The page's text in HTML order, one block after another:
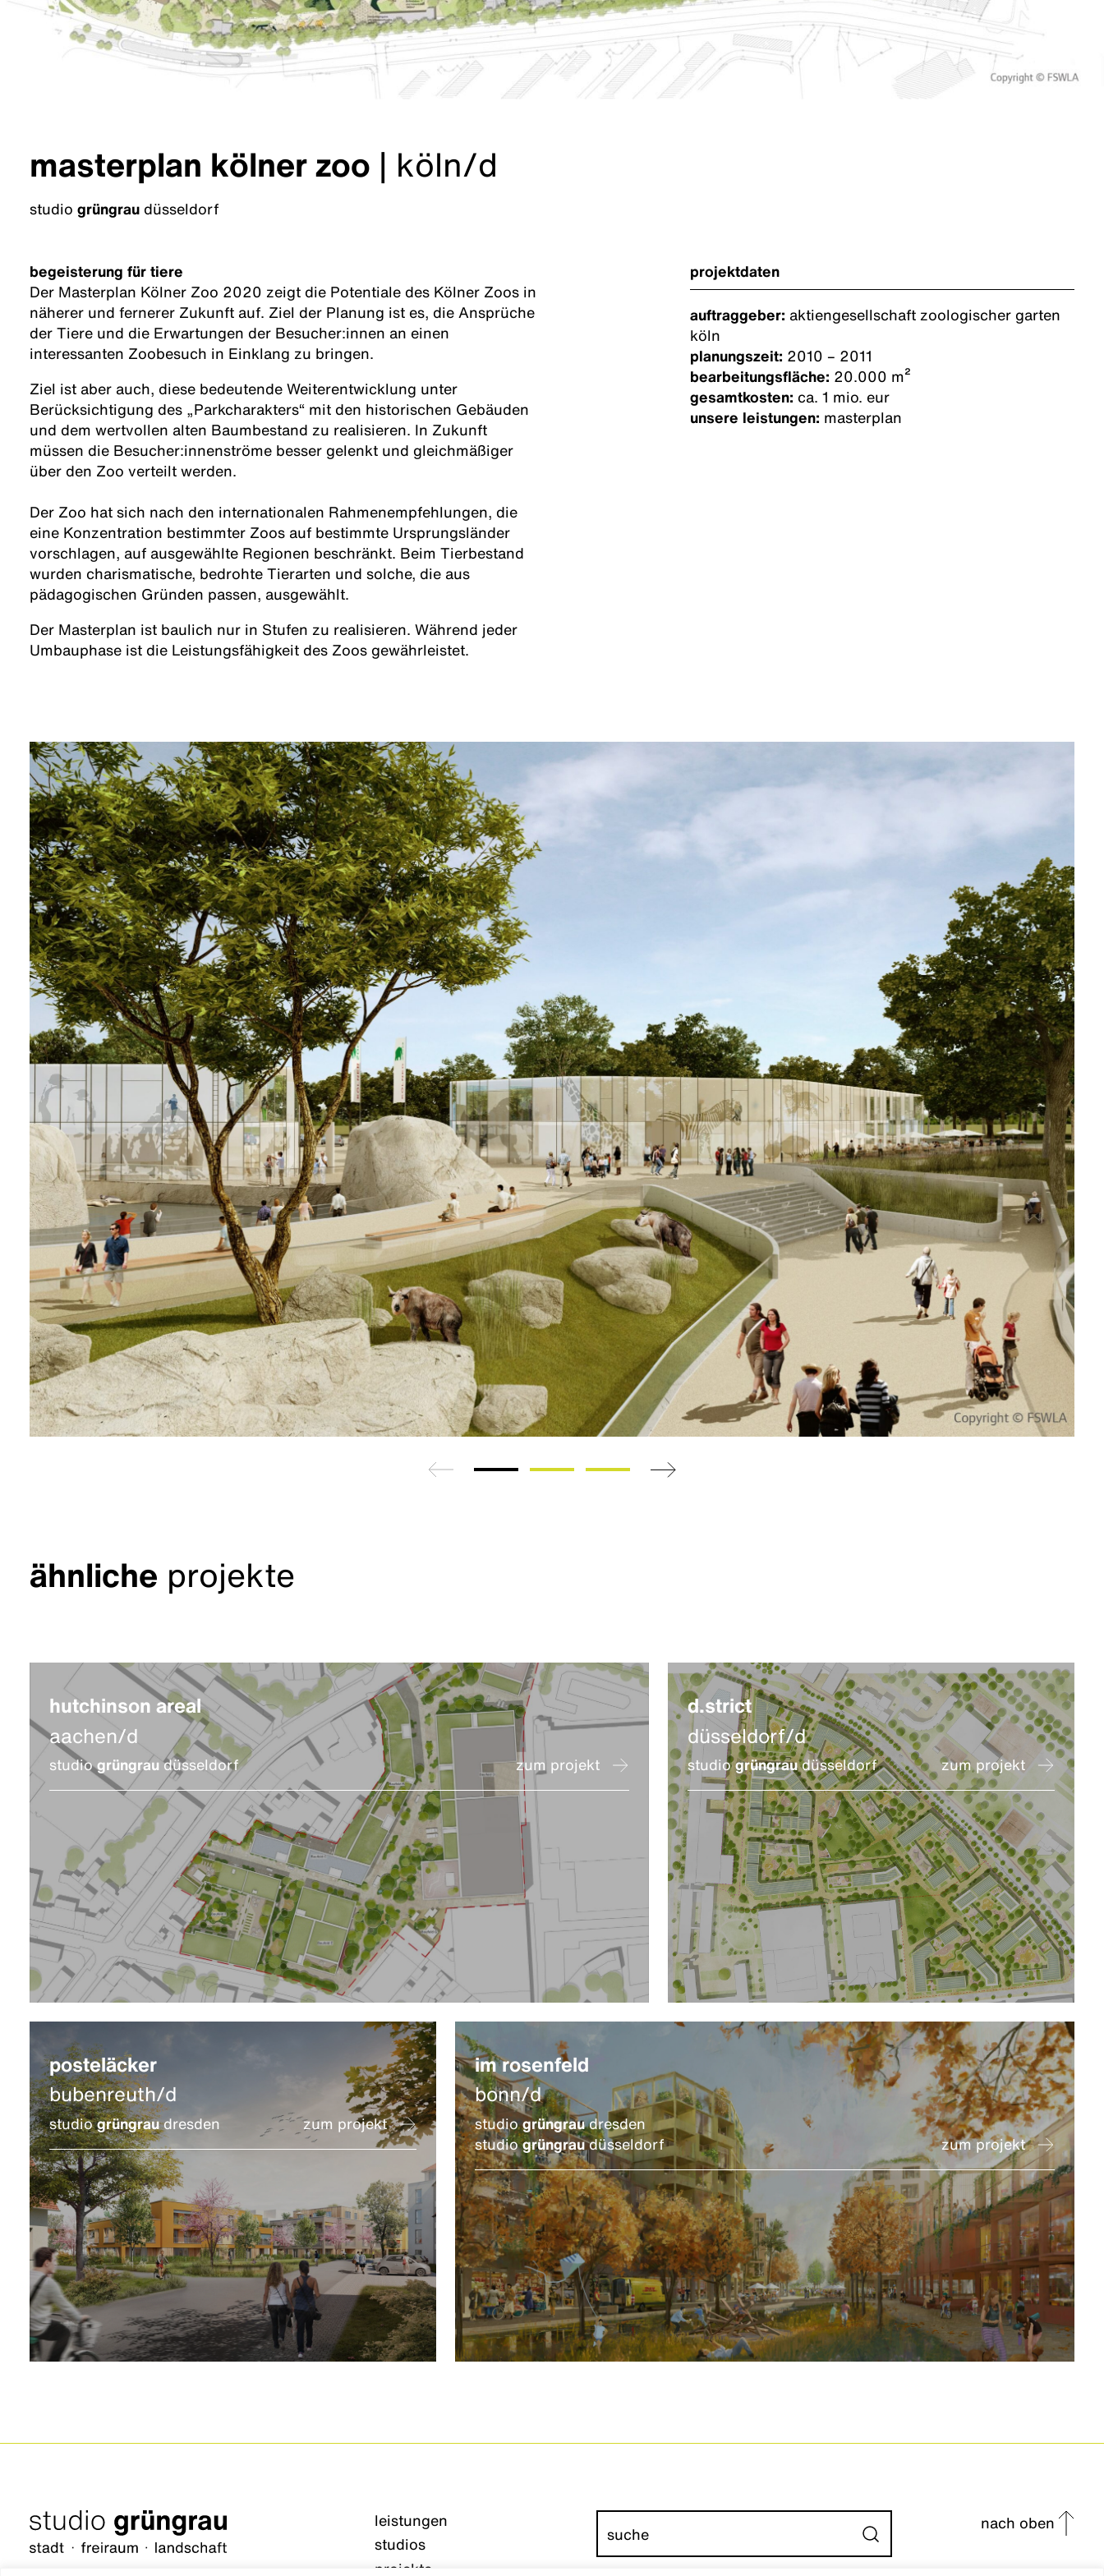
masterplan kölner zoo | köln/d
studio grüngrau düsseldorf
begeisterung für tiere
Der Masterplan Kölner Zoo 2020 zeigt die Potentiale des Kölner Zoos in
näherer und fernerer Zukunft auf. Ziel der Planung ist es, die Ansprüche
der Tiere und die Erwartungen der Besucher:innen an einen
interessanten Zoobesuch in Einklang zu bringen.
Ziel ist aber auch, diese bedeutende Weiterentwicklung unter
Berücksichtigung des „Parkcharakters“ mit den historischen Gebäuden
und dem wertvollen alten Baumbestand zu realisieren. In Zukunft
müssen die Besucher:innenströme besser gelenkt und gleichmäßiger
über den Zoo verteilt werden.
Der Zoo hat sich nach den internationalen Rahmenempfehlungen, die
eine Konzentration bestimmter Zoos auf bestimmte Ursprungsländer
vorschlagen, auf ausgewählte Regionen beschränkt. Beim Tierbestand
wurden charismatische, bedrohte Tierarten und solche, die aus
pädagogischen Gründen passen, ausgewählt.
Der Masterplan ist baulich nur in Stufen zu realisieren. Während jeder
Umbauphase ist die Leistungsfähigkeit des Zoos gewährleistet.
projektdaten
auftraggeber: aktiengesellschaft zoologischer garten
köln
planungszeit: 2010 – 2011
bearbeitungsfläche: 20.000 m²
gesamtkosten: ca. 1 mio. eur
unsere leistungen: masterplan
zurück weiter
ähnliche projekte
hutchinson areal
aachen/d
studiogrüngraudüsseldorf zum projekt
d.strict
düsseldorf/d
studiogrüngraudüsseldorf zum projekt
posteläcker
bubenreuth/d
studiogrüngraudresden zum projekt
im rosenfeld
bonn/d
studiogrüngraudresden
studiogrüngraudüsseldorf zum projekt
leistungen
studios
projekte
Absenden
nach oben